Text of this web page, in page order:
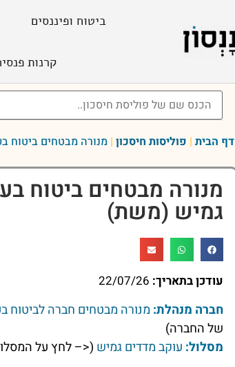
ביטוח ופיננסים
קרנות
דף הבית | פוליסות חיסכון | מנורה מבטחים ביטוח
מנורה מבטחים ביטוח
גמיש (משת)
עודכן בתאריך: 22/07/26
חברה מנהלת: מנורה מבטחים חברה לביטוח
של החברה)
מסלול: עוקב מדדים גמיש (<– לחץ על